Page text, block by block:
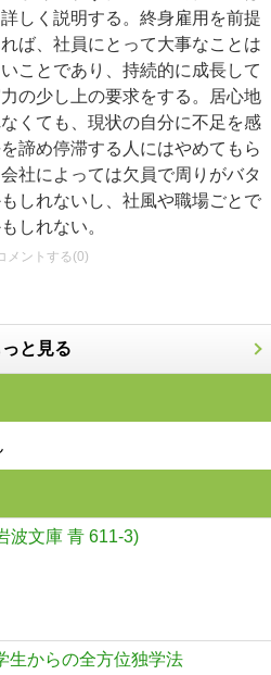
しく説明する。終身雇用を前提
ば、社員にとって大事なことは
ことであり、持続的に成長して
の少し上の要求をする。居心地
くても、現状の自分に不足を感
諦め停滞する人にはやめてもら
社によっては欠員で周りがバタ
しれないし、社風や職場ごとで
しれない。
メントする(0)
っと見る
波文庫 青 611-3)
生からの全方位独学法